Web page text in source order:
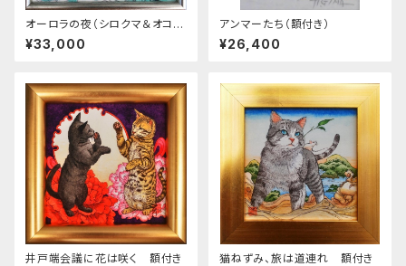
オーロラの夜（シロクマ＆オコジ
ョ）額付き
¥33,000
アンマーたち（額付き）
¥26,400
井戸端会議に花は咲く 額付き 猫ねずみ、旅は道連れ 額付き